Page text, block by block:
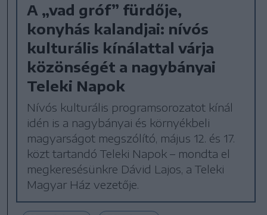
A „vad gróf” fürdője,
konyhás kalandjai: nívós
kulturális kínálattal várja
közönségét a nagybányai
Teleki Napok
Nívós kulturális programsorozatot kínál
idén is a nagybányai és környékbeli
magyarságot megszólító, május 12. és 17.
közt tartandó Teleki Napok – mondta el
megkeresésünkre Dávid Lajos, a Teleki
Magyar Ház vezetője.